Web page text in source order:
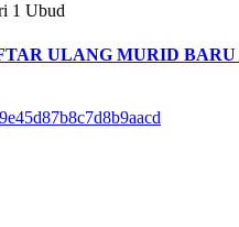
1 Ubud
ULANG MURID BARU